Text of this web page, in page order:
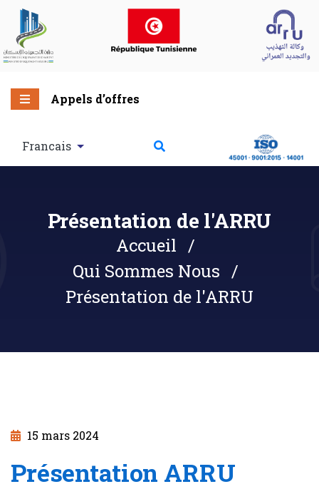
Appels d’offres
Francais
Présentation de l'ARRU
Accueil
Qui Sommes Nous
Présentation de l'ARRU
15 mars 2024
Présentation ARRU